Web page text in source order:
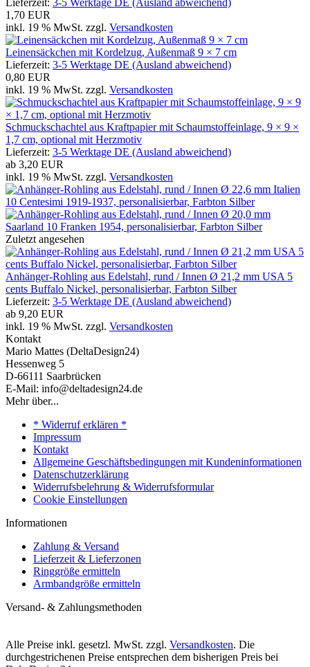
1,70 EUR
inkl. 19 % MwSt. zzgl. Versandkosten
Leinensäckchen mit Kordelzug, Außenmaß 9 × 7 cm
Lieferzeit: 3-5 Werktage DE (Ausland abweichend)
0,80 EUR
inkl. 19 % MwSt. zzgl. Versandkosten
Schmuckschachtel aus Kraftpapier mit Schaumstoffeinlage, 9 × 9 ×
1,7 cm, optional mit Herzmotiv
Lieferzeit: 3-5 Werktage DE (Ausland abweichend)
ab 3,20 EUR
inkl. 19 % MwSt. zzgl. Versandkosten
Zuletzt angesehen
Anhänger-Rohling aus Edelstahl, rund / Innen Ø 21,2 mm USA 5
cents Buffalo Nickel, personalisierbar, Farbton Silber
Lieferzeit: 3-5 Werktage DE (Ausland abweichend)
ab 9,20 EUR
inkl. 19 % MwSt. zzgl. Versandkosten
Kontakt
Mario Mattes (DeltaDesign24)
Hessenweg 5
D-66111 Saarbrücken
E-Mail: info@deltadesign24.de
Mehr über...
* Widerruf erklären *
Impressum
Kontakt
Allgemeine Geschäftsbedingungen mit Kundeninformationen
Datenschutzerklärung
Widerrufsbelehrung & Widerrufsformular
Cookie Einstellungen
Informationen
Zahlung & Versand
Lieferzeit & Lieferzonen
Ringgröße ermitteln
Armbandgröße ermitteln
Versand- & Zahlungsmethoden
Alle Preise inkl. gesetzl. MwSt. zzgl. Versandkosten. Die
durchgestrichenen Preise entsprechen dem bisherigen Preis bei